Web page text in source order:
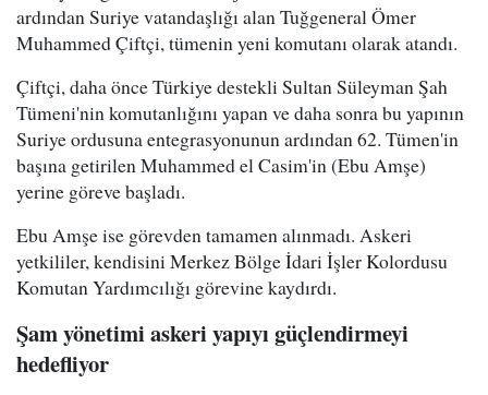
ardından Suriye vatandaşlığı alan Tuğgeneral Ömer
Muhammed Çiftçi, tümenin yeni komutanı olarak atandı.
Çiftçi, daha önce Türkiye destekli Sultan Süleyman Şah
Tümeni'nin komutanlığını yapan ve daha sonra bu yapının
Suriye ordusuna entegrasyonunun ardından 62. Tümen'in
başına getirilen Muhammed el Casim'in (Ebu Amşe)
yerine göreve başladı.
Ebu Amşe ise görevden tamamen alınmadı. Askeri
yetkililer, kendisini Merkez Bölge İdari İşler Kolordusu
Komutan Yardımcılığı görevine kaydırdı.
Şam yönetimi askeri yapıyı güçlendirmeyi
hedefliyor